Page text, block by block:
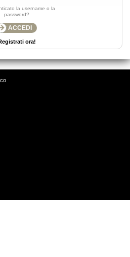
la username o la
password?
ora!